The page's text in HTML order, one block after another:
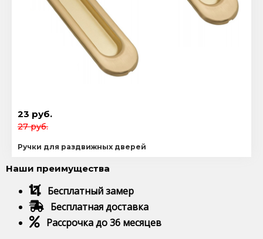
23 руб.
27 руб.
Ручки для раздвижных дверей
Наши преимущества
Бесплатный замер
Бесплатная доставка
Рассрочка до 36 месяцев